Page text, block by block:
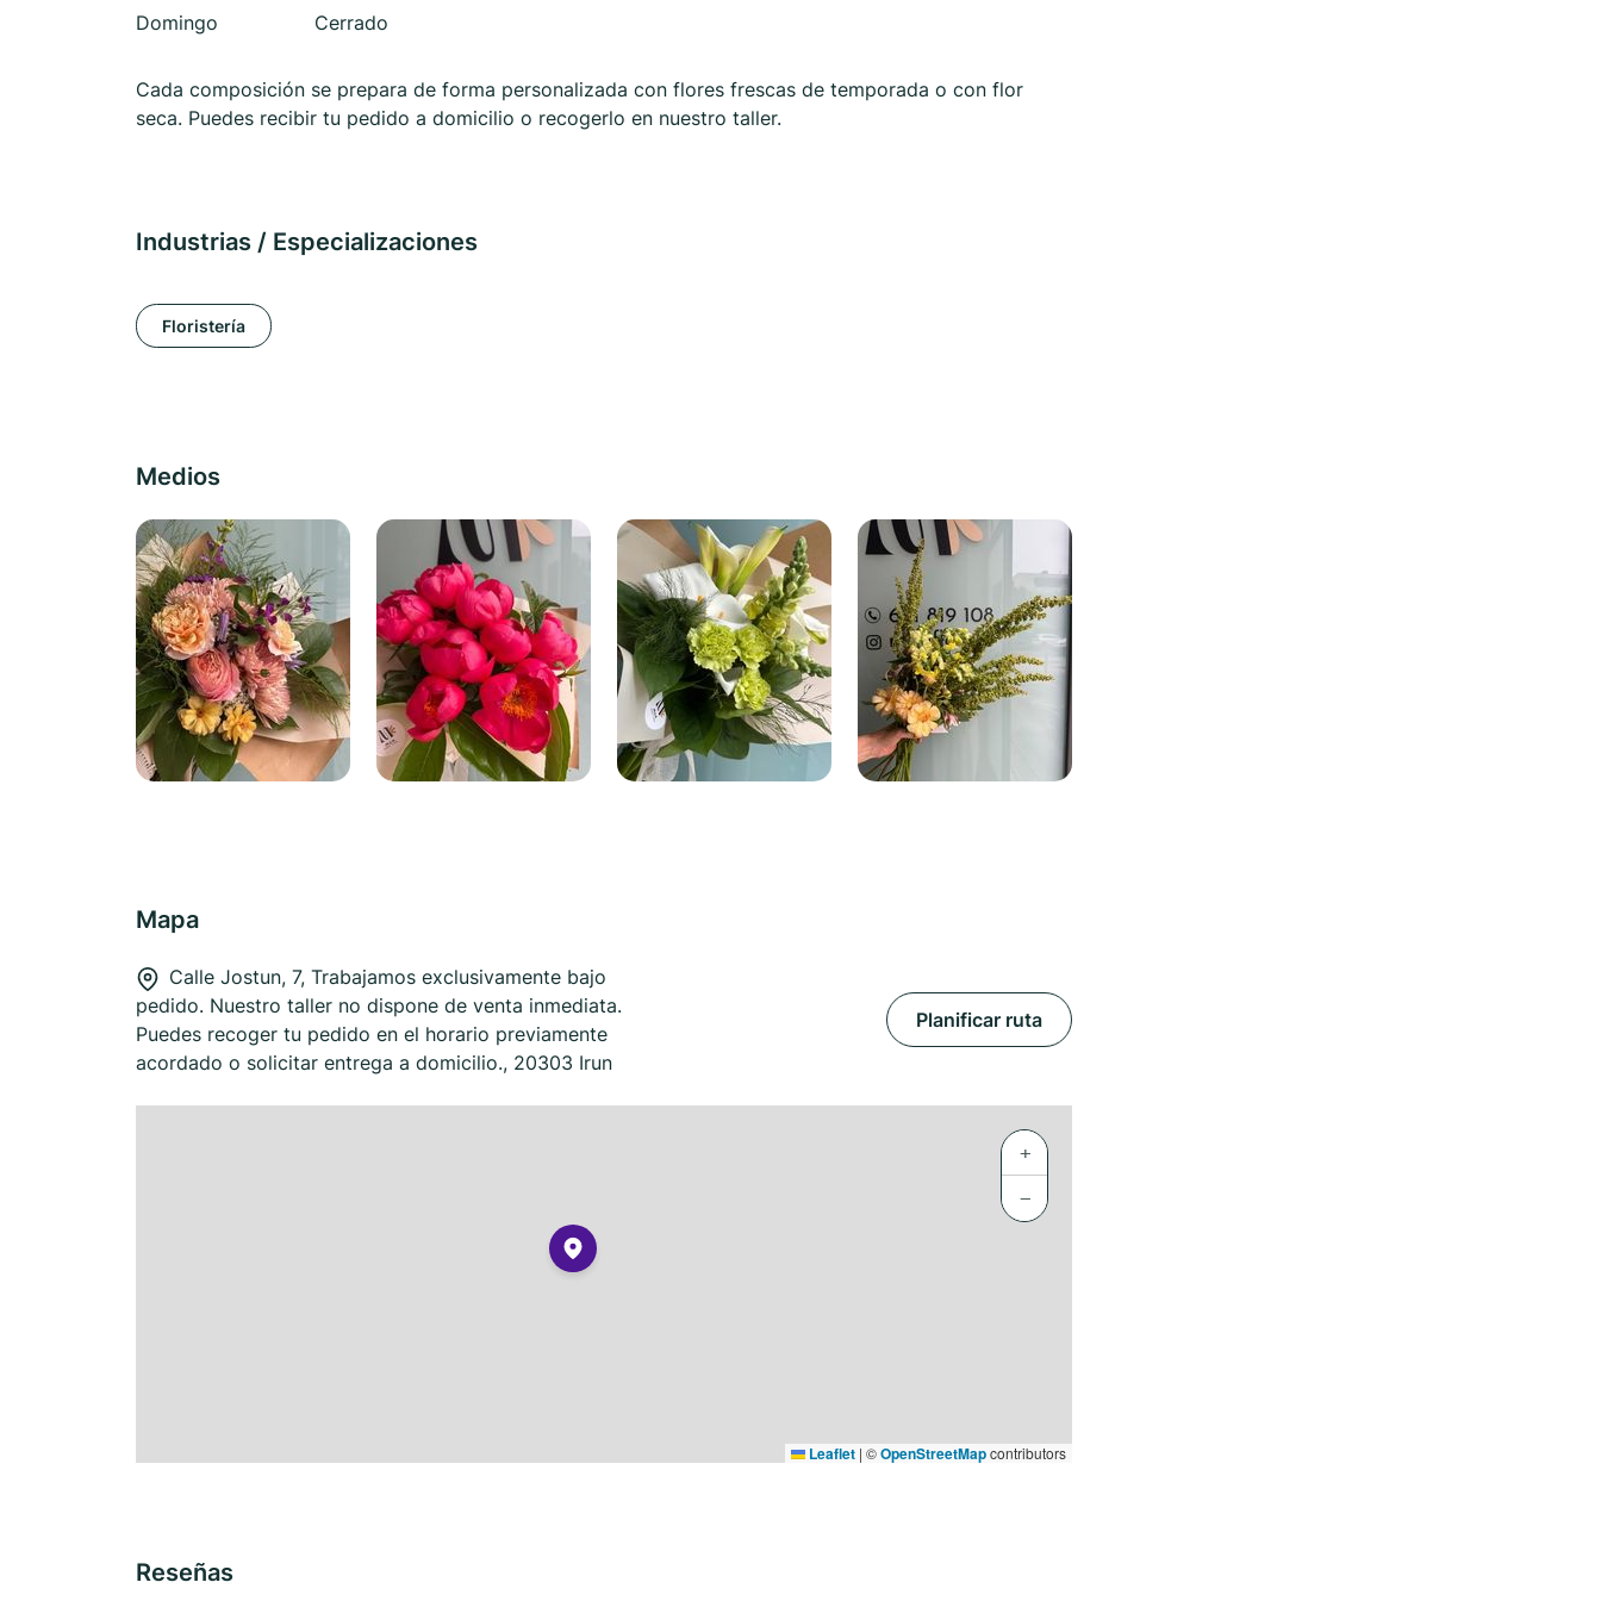
Domingo
Cerrado
Cada composición se prepara de forma personalizada con flores frescas de temporada o con flor
seca. Puedes recibir tu pedido a domicilio o recogerlo en nuestro taller.
Industrias / Especializaciones
Floristería
Medios
Mapa
Calle Jostun, 7, Trabajamos exclusivamente bajo
pedido. Nuestro taller no dispone de venta inmediata.
Puedes recoger tu pedido en el horario previamente
acordado o solicitar entrega a domicilio., 20303 Irun
Planificar ruta
+
−
Leaflet | ©OpenStreetMapcontributors
Reseñas